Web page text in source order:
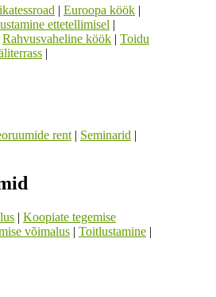
| Euroopa köök |
ettetellimisel |
Rahvusvaheline köök | Toidu
|
rent | Seminarid |
| Koopiate tegemise
võimalus | Toitlustamine |